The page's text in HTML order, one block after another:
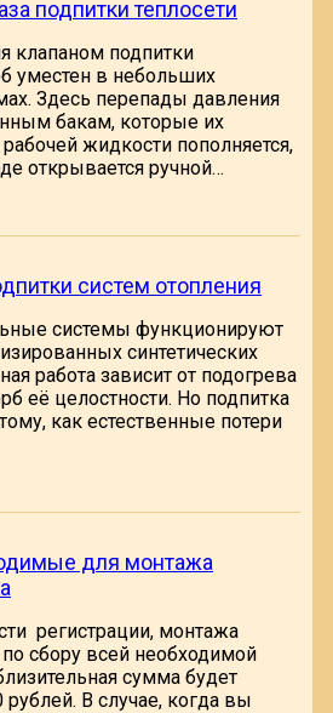
подпитки теплосети
клапаном подпитки
уместен в небольших
Здесь перепады давления
бакам, которые их
жидкости пополняется,
открывается ручной…
систем отопления
системы функционируют
синтетических
работа зависит от подогрева
её целостности. Но подпитка
как естественные потери
для монтажа
регистрации, монтажа
сбору всей необходимой
сумма будет
В случае, когда вы